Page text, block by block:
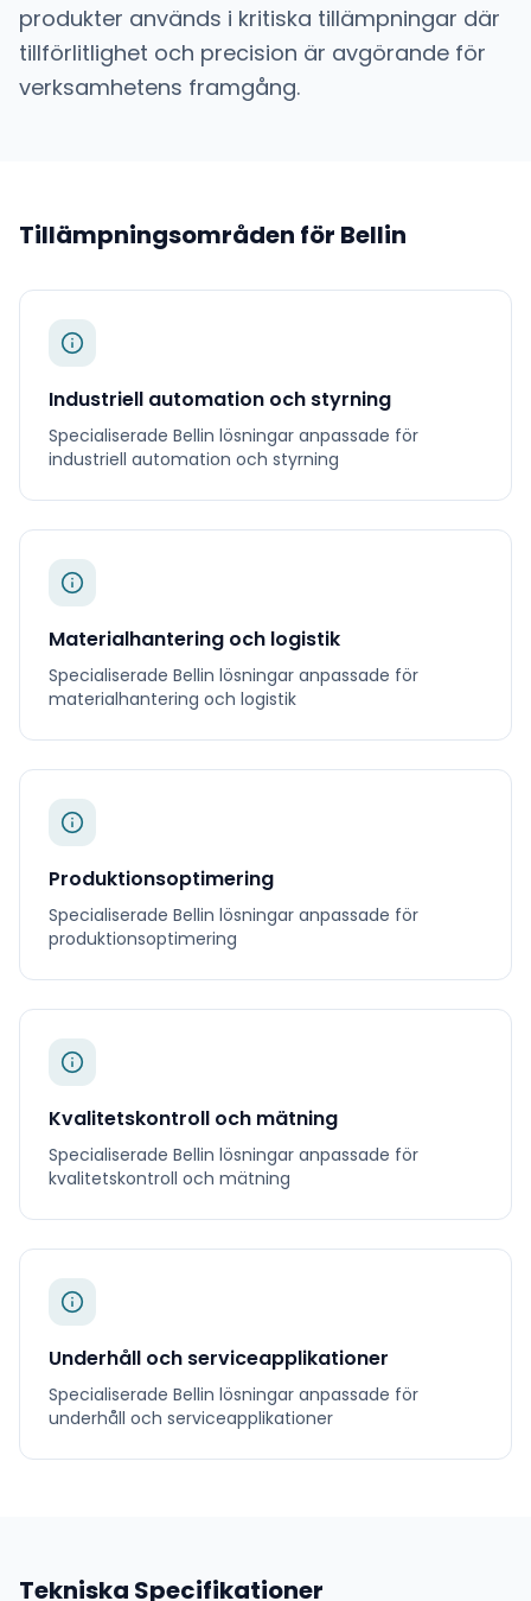
produkter används i kritiska tillämpningar där
tillförlitlighet och precision är avgörande för
verksamhetens framgång.
Tillämpningsområden för Bellin
Industriell automation och styrning
Specialiserade Bellin lösningar anpassade för
industriell automation och styrning
Materialhantering och logistik
Specialiserade Bellin lösningar anpassade för
materialhantering och logistik
Produktionsoptimering
Specialiserade Bellin lösningar anpassade för
produktionsoptimering
Kvalitetskontroll och mätning
Specialiserade Bellin lösningar anpassade för
kvalitetskontroll och mätning
Underhåll och serviceapplikationer
Specialiserade Bellin lösningar anpassade för
underhåll och serviceapplikationer
Tekniska Specifikationer